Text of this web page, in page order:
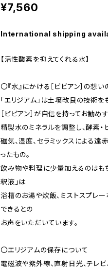
¥7,560
International shipping
【活性酸素を抑えてくれる水】
〇『水』にかける［ビビアン］の想
「エリジアム」は土壌改良の技術
［ビビアン］が自信を持ってお勧め
精製水のミネラルを調整し、酵素
磁気、湿度、セラミックスによる
ったもの。
飲み物や料理に少量加えるのはも
釈液」は
浴槽のお湯や炊飯、ミストスプレ
できるとの
お声をいただいています。
〇エリジアムの保存について
電磁波や紫外線、直射日光、テレビ